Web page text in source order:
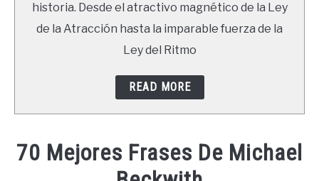
historia. Desde el atractivo magnético de la Ley
de la Atracción hasta la imparable fuerza de la
Ley del Ritmo
READ MORE
70 Mejores Frases De Michael